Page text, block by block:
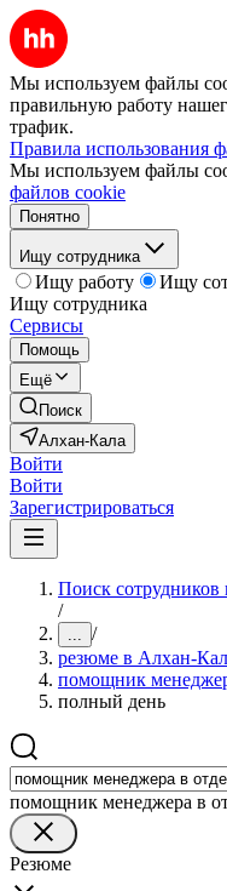
Мы используем файлы
правильную работу
трафик.
Правила использования
Мы используем файлы
файлов cookie
Понятно
Ищу сотрудника
Ищу работу
Ищу
Ищу сотрудника
Сервисы
Помощь
Ещё
Поиск
Алхан-Кала
Войти
Войти
Зарегистрироваться
Поиск
/
... /
резюме в Алхан-
помощник
полный день
помощник менеджера в
Резюме